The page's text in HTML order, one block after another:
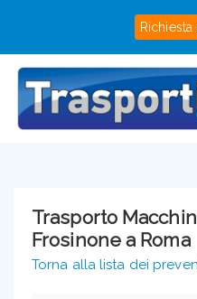
Trasporto
Frosinone a Roma
Torna alla lista dei